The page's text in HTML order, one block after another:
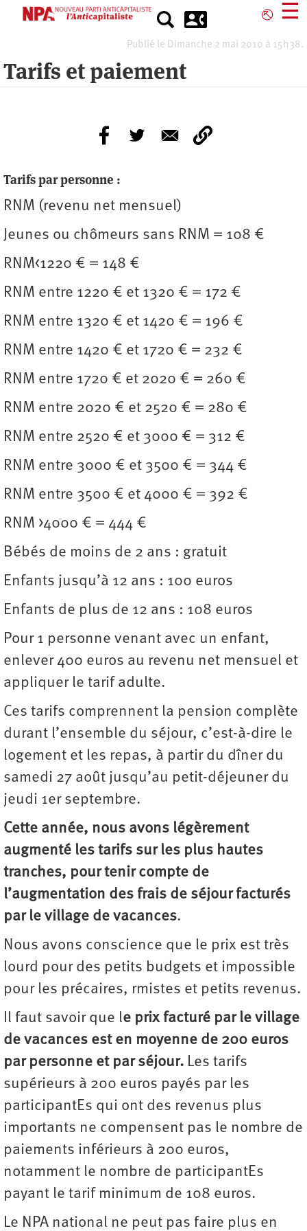
⎋ ☰
Publié le Dimanche 2 mai 2010 à 15h38.
Tarifs et paiement
Tarifs par personne :
RNM (revenu net mensuel)
Jeunes ou chômeurs sans RNM = 108 €
RNM<1220 € = 148 €
RNM entre 1220 € et 1320 € = 172 €
RNM entre 1320 € et 1420 € = 196 €
RNM entre 1420 € et 1720 € = 232 €
RNM entre 1720 € et 2020 € = 260 €
RNM entre 2020 € et 2520 € = 280 €
RNM entre 2520 € et 3000 € = 312 €
RNM entre 3000 € et 3500 € = 344 €
RNM entre 3500 € et 4000 € = 392 €
RNM >4000 € = 444 €
Bébés de moins de 2 ans : gratuit
Enfants jusqu’à 12 ans : 100 euros
Enfants de plus de 12 ans : 108 euros
Pour 1 personne venant avec un enfant,
enlever 400 euros au revenu net mensuel et
appliquer le tarif adulte.
Ces tarifs comprennent la pension complète
durant l’ensemble du séjour, c’est-à-dire le
logement et les repas, à partir du dîner du
samedi 27 août jusqu’au petit-déjeuner du
jeudi 1er septembre.
Cette année, nous avons légèrement
augmenté les tarifs sur les plus hautes
tranches, pour tenir compte de
l’augmentation des frais de séjour facturés
par le village de vacances.
Nous avons conscience que le prix est très
lourd pour des petits budgets et impossible
pour les précaires, rmistes et petits revenus.
Il faut savoir que le prix facturé par le village
de vacances est en moyenne de 200 euros
par personne et par séjour. Les tarifs
supérieurs à 200 euros payés par les
participantEs qui ont des revenus plus
importants ne compensent pas le nombre de
paiements inférieurs à 200 euros,
notamment le nombre de participantEs
payant le tarif minimum de 108 euros.
Le NPA national ne peut pas faire plus en